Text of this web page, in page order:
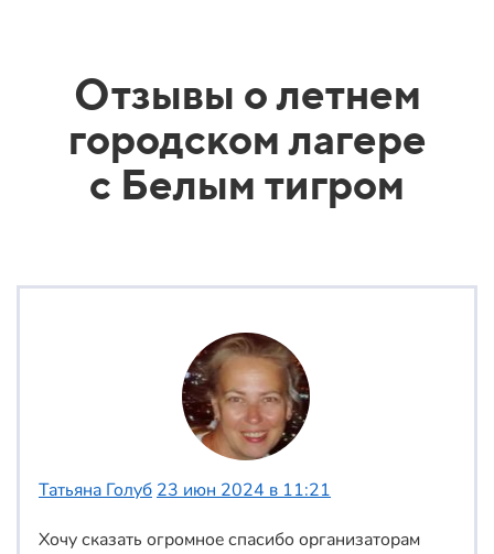
Отзывы о летнем
городском лагере
с Белым тигром
Татьяна Голуб 23 июн 2024 в 11:21
Хочу сказать огромное спасибо организаторам